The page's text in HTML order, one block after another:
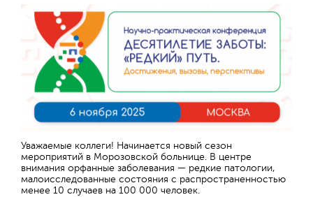
Уважаемые коллеги! Начинается новый сезон
мероприятий в Морозовской больнице. В центре
внимания орфанные заболевания — редкие патологии,
малоисследованные состояния с распространенностью
менее 10 случаев на 100 000 человек.